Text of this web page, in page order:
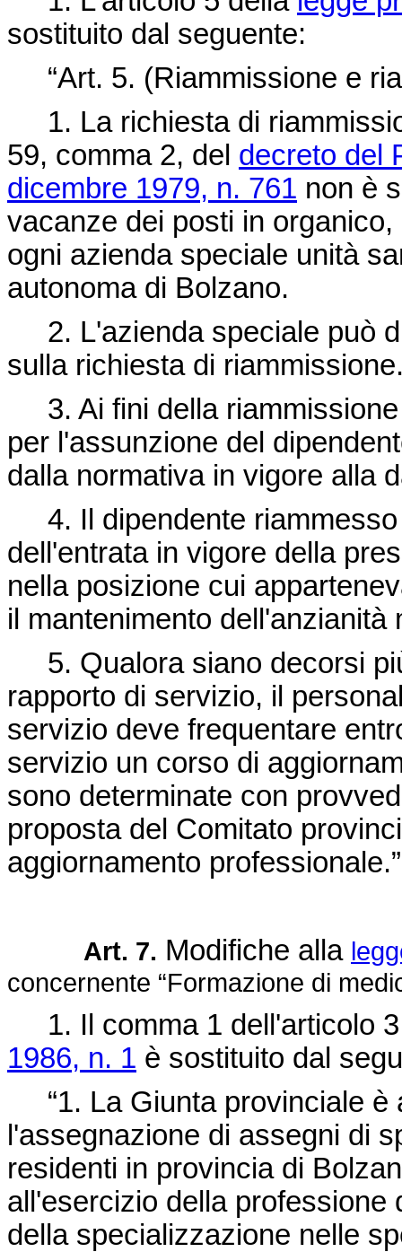
sostituito dal seguente:
“Art. 5. (Riammissione e
1. La richiesta di
59, comma 2, del decreto del
dicembre 1979, n. 761 non è
vacanze dei posti in
ogni azienda speciale unità
autonoma di Bolzano.
2. L'azienda speciale può
sulla richiesta di
3. Ai fini della riammissione
per l'assunzione del
dalla normativa in vigore alla
4. Il dipendente riammesso
dell'entrata in vigore della
nella posizione cui
il mantenimento dell'anzianità
5. Qualora siano decorsi
rapporto di servizio, il
servizio deve frequentare
servizio un corso di
sono determinate con
proposta del Comitato
aggiornamento professionale.”
Art. 7. Modifiche alla
concernente “Formazione di
1. Il comma 1 dell'articolo
1986, n. 1 è sostituito dal
“1. La Giunta provinciale è
l'assegnazione di assegni di
residenti in provincia di
all'esercizio della professione
della specializzazione nelle